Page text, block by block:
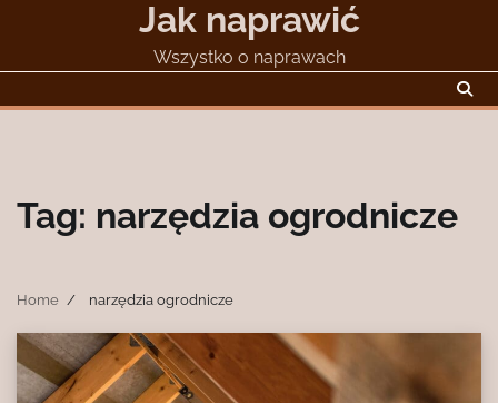
Jak naprawić
Wszystko o naprawach
Tag: narzędzia ogrodnicze
Home narzędzia ogrodnicze